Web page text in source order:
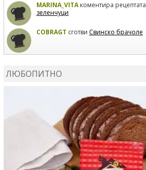
MARINA_VITAкоментира рецептата
зеленчуци
COBRAGT сготви Свинско брачоле
ЛЮБОПИТНО